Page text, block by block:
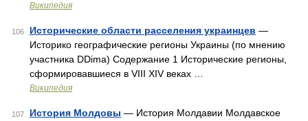
Википедия
106 Исторические области расселения украинцев —
Историко географические регионы Украины (по мнению
участника DDima) Содержание 1 Исторические регионы,
сформировавшиеся в VIII XIV веках …
Википедия
107 История Молдовы — История Молдавии Молдавское